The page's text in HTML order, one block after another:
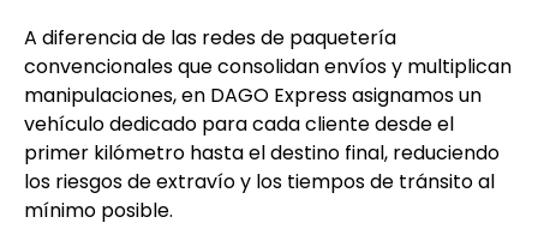
A diferencia de las redes de paquetería
convencionales que consolidan envíos y multiplican
manipulaciones, en DAGO Express asignamos un
vehículo dedicado para cada cliente desde el
primer kilómetro hasta el destino final, reduciendo
los riesgos de extravío y los tiempos de tránsito al
mínimo posible.